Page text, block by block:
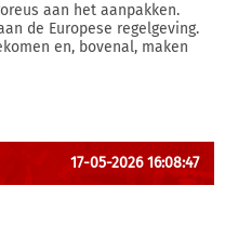
aan het aanpakken.
de Europese regelgeving.
en, bovenal, maken
17-05-2026 16:08:47